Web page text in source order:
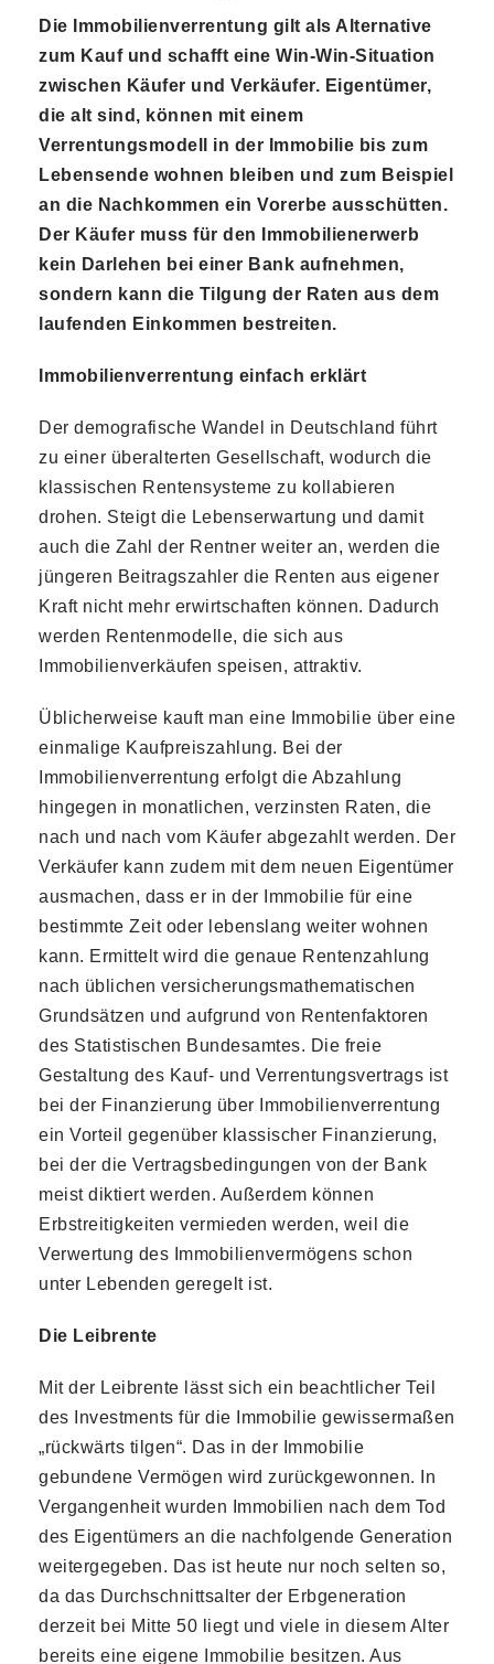
Die Immobilienverrentung gilt als Alternative
zum Kauf und schafft eine Win-Win-Situation
zwischen Käufer und Verkäufer. Eigentümer,
die alt sind, können mit einem
Verrentungsmodell in der Immobilie bis zum
Lebensende wohnen bleiben und zum Beispiel
an die Nachkommen ein Vorerbe ausschütten.
Der Käufer muss für den Immobilienerwerb
kein Darlehen bei einer Bank aufnehmen,
sondern kann die Tilgung der Raten aus dem
laufenden Einkommen bestreiten.
Immobilienverrentung einfach erklärt
Der demografische Wandel in Deutschland führt
zu einer überalterten Gesellschaft, wodurch die
klassischen Rentensysteme zu kollabieren
drohen. Steigt die Lebenserwartung und damit
auch die Zahl der Rentner weiter an, werden die
jüngeren Beitragszahler die Renten aus eigener
Kraft nicht mehr erwirtschaften können. Dadurch
werden Rentenmodelle, die sich aus
Immobilienverkäufen speisen, attraktiv.
Üblicherweise kauft man eine Immobilie über eine
einmalige Kaufpreiszahlung. Bei der
Immobilienverrentung erfolgt die Abzahlung
hingegen in monatlichen, verzinsten Raten, die
nach und nach vom Käufer abgezahlt werden. Der
Verkäufer kann zudem mit dem neuen Eigentümer
ausmachen, dass er in der Immobilie für eine
bestimmte Zeit oder lebenslang weiter wohnen
kann. Ermittelt wird die genaue Rentenzahlung
nach üblichen versicherungsmathematischen
Grundsätzen und aufgrund von Rentenfaktoren
des Statistischen Bundesamtes. Die freie
Gestaltung des Kauf- und Verrentungsvertrags ist
bei der Finanzierung über Immobilienverrentung
ein Vorteil gegenüber klassischer Finanzierung,
bei der die Vertragsbedingungen von der Bank
meist diktiert werden. Außerdem können
Erbstreitigkeiten vermieden werden, weil die
Verwertung des Immobilienvermögens schon
unter Lebenden geregelt ist.
Die Leibrente
Mit der Leibrente lässt sich ein beachtlicher Teil
des Investments für die Immobilie gewissermaßen
„rückwärts tilgen“. Das in der Immobilie
gebundene Vermögen wird zurückgewonnen. In
Vergangenheit wurden Immobilien nach dem Tod
des Eigentümers an die nachfolgende Generation
weitergegeben. Das ist heute nur noch selten so,
da das Durchschnittsalter der Erbgeneration
derzeit bei Mitte 50 liegt und viele in diesem Alter
bereits eine eigene Immobilie besitzen. Aus